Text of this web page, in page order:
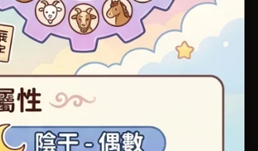
食嘢），可以事半功倍。